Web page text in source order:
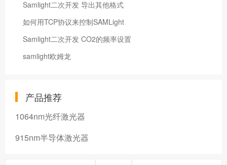
Samlight二次开发 导出其他格式
如何用TCP协议来控制SAMLight
Samlight二次开发 CO2的频率设置
samlight欧姆龙
产品推荐
1064nm光纤激光器
915nm半导体激光器